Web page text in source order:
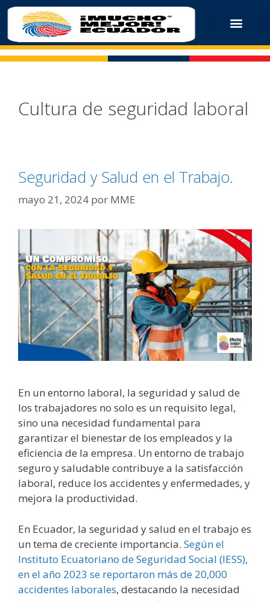
Cultura de seguridad laboral
Seguridad y Salud en el Trabajo.
mayo 21, 2024 por MME
En un entorno laboral, la seguridad y salud de
los trabajadores no solo es un requisito legal,
sino una necesidad fundamental para
garantizar el bienestar de los empleados y la
eficiencia de la empresa. Un entorno de trabajo
seguro y saludable contribuye a la satisfacción
laboral, reduce los accidentes y enfermedades, y
mejora la productividad.
En Ecuador, la seguridad y salud en el trabajo es
un tema de creciente importancia. Según el
Instituto Ecuatoriano de Seguridad Social (IESS),
en el año 2023 se reportaron más de 20,000
accidentes laborales, destacando la necesidad